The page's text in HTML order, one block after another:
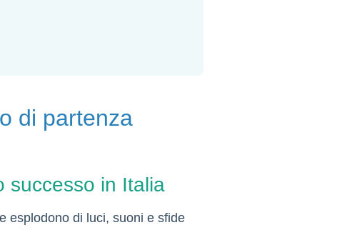
di partenza
successo in Italia
esplodono di luci, suoni e sfide